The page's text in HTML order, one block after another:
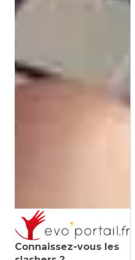
Connaissez-vous les